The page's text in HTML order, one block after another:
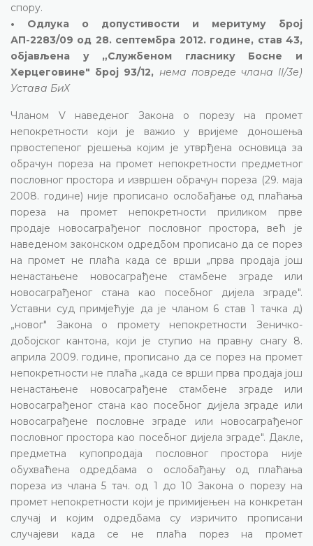
спору.
• Одлука о допустивости и меритуму број
АП-2283/09 од 28. септембра 2012. године, став 43,
објављена у „Службеном гласнику Босне и
Херцеговине" број 93/12, нема повреде члана II/3е)
Устава БиХ
Чланом V наведеног Закона о порезу на промет
непокретности који је важио у вријеме доношења
првостепеног рјешења којим је утврђена основица за
обрачун пореза на промет непокретности предметног
пословног простора и извршен обрачун пореза (29. маја
2008. године) није прописано ослобађање од плаћања
пореза на промет непокретности приликом прве
продаје новосаграђеног пословног простора, већ је
наведеном законском одредбом прописано да се порез
на промет не плаћа када се врши „прва продаја још
ненастањене новосаграђене стамбене зграде или
новосаграђеног стана као посебног дијела зграде".
Уставни суд примјећује да је чланом 6 став 1 тачка д)
„новог" Закона о промету непокретности Зеничко-
добојског кантона, који је ступио на правну снагу 8.
априла 2009. године, прописано да се порез на промет
непокретности не плаћа „када се врши прва продаја још
ненастањене новосаграђене стамбене зграде или
новосаграђеног стана као посебног дијела зграде или
новосаграђене пословне зграде или новосаграђеног
пословног простора као посебног дијела зграде". Дакле,
предметна купопродаја пословног простора није
обухваћена одредбама о ослобађању од плаћања
пореза из члана 5 тач. од 1 до 10 Закона о порезу на
промет непокретности који је примијењен на конкретан
случај и којим одредбама су изричито прописани
случајеви када се не плаћа порез на промет